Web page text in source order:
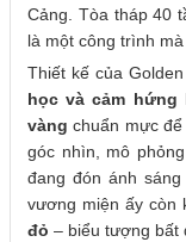
Cảng. Tòa tháp 40
là một công trình
Thiết kế của
học và cảm hứng
vàng chuẩn mực
góc nhìn, mô
đang đón ánh
vương miện ấy còn
đỏ – biểu tượng bất